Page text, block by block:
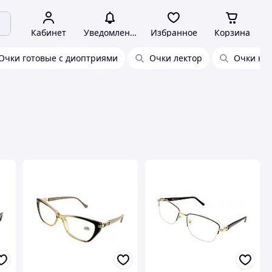
Кабинет Уведомления Избранное Корзина
готовые с диоптриями Очки лектор Очки